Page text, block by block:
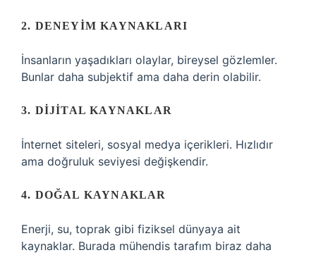
2. DENEYIM KAYNAKLARI
İnsanların yaşadıkları olaylar, bireysel gözlemler.
Bunlar daha subjektif ama daha derin olabilir.
3. DIJITAL KAYNAKLAR
İnternet siteleri, sosyal medya içerikleri. Hızlıdır
ama doğruluk seviyesi değişkendir.
4. DOĞAL KAYNAKLAR
Enerji, su, toprak gibi fiziksel dünyaya ait
kaynaklar. Burada mühendis tarafım biraz daha